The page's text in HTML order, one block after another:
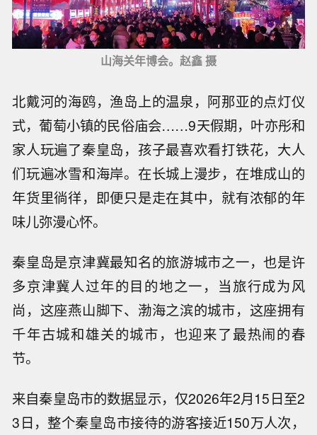
山海关年博会。赵鑫 摄
北戴河的海鸥，渔岛上的温泉，阿那亚的点灯仪
式，葡萄小镇的民俗庙会……9天假期，叶亦彤和
家人玩遍了秦皇岛，孩子最喜欢看打铁花，大人
们玩遍冰雪和海岸。在长城上漫步，在堆成山的
年货里徜徉，即便只是走在其中，就有浓郁的年
味儿弥漫心怀。
秦皇岛是京津冀最知名的旅游城市之一，也是许
多京津冀人过年的目的地之一，当旅行成为风
尚，这座燕山脚下、渤海之滨的城市，这座拥有
千年古城和雄关的城市，也迎来了最热闹的春
节。
来自秦皇岛市的数据显示，仅2026年2月15日至2
3日，整个秦皇岛市接待的游客接近150万人次，